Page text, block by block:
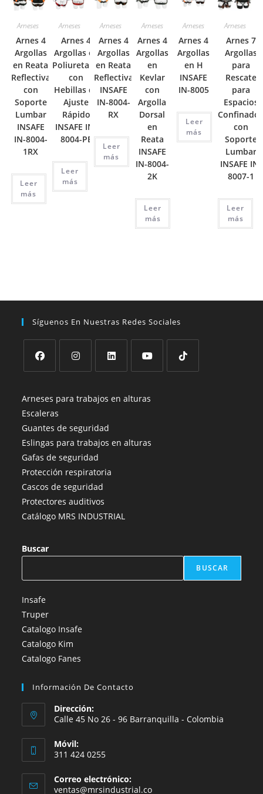
Arneses
Arnes 4
Argollas
en Reata
Reflectiva
con
Soporte
Lumbar
INSAFE
IN-8004-
1RX
Leer
más
Arneses
Arnes 4
Argollas en
Poliuretano
con
Hebillas de
Ajuste
Rápido
INSAFE IN-
8004-PE
Leer
más
Arneses
Arnes 4
Argollas
en Reata
Reflectiva
INSAFE
IN-8004-
RX
Leer
más
Arneses
Arnes 4
Argollas
en
Kevlar
con
Argolla
Dorsal
en
Reata
INSAFE
IN-8004-
2K
Leer
más
Arneses
Arnes 4
Argollas
en H
INSAFE
IN-8005
Leer
más
Arneses
Arnes 7
Argollas
para
Rescate
para
Espacios
con
Soporte
Lumbar
INSAFE IN-
8007-1
Leer
más
Síguenos En Nuestras Redes Sociales
abre
en
una
nueva
pestaña
abre
una
nueva
pestaña
abre
una
nueva
pestaña
abre
nueva
Arneses para trabajos en alturas
Escaleras
Guantes de seguridad
Eslingas para trabajos en alturas
Gafas de seguridad
Protección respiratoria
Cascos de seguridad
Protectores auditivos
Catálogo MRS INDUSTRIAL
Buscar
BUSCAR
Insafe
Truper
Catalogo Insafe
Catalogo Kim
Catalogo Fanes
Información De Contacto
Dirección:
Calle 45 No 26 - 96 Barranquilla - Colombia
Móvil:
311 424 0255
Correo electrónico:
ventas@mrsindustrial.coSe